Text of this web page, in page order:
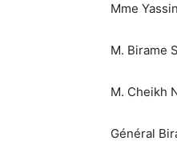
Mme
M. Birame
M. Cheikh
Général